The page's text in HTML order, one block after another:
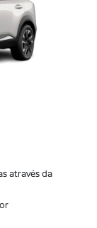
através da